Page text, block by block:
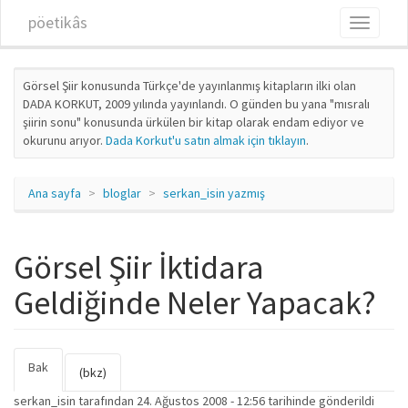
pöetikâs
Toggle
Görsel Şiir konusunda Türkçe'de yayınlanmış kitapların ilki olan
DADA KORKUT, 2009 yılında yayınlandı. O günden bu yana "mısralı
şiirin sonu" konusunda ürkülen bir kitap olarak endam ediyor ve
okurunu arıyor. Dada Korkut'u satın almak için tıklayın.
Ana sayfa bloglar serkan_isin yazmış
Görsel Şiir İktidara
Geldiğinde Neler Yapacak?
Birincil sekmeler
Bak
sekme)
(bkz)
serkan_isin tarafından 24. Ağustos 2008 - 12:56 tarihinde gönderildi